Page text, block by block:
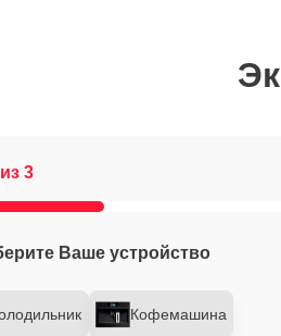
3
Ваше устройство
Кофемашина